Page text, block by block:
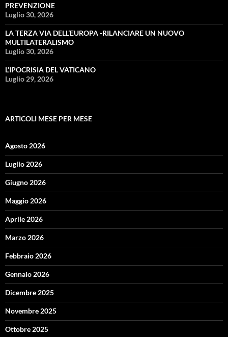
PREVENZIONE
Luglio 30, 2026
LA TERZA VIA DELL’EUROPA -RILANCIARE UN NUOVO
MULTILATERALISMO
Luglio 30, 2026
L’IPOCRISIA DEL VATICANO
Luglio 29, 2026
ARTICOLI MESE PER MESE
Agosto 2026
Luglio 2026
Giugno 2026
Maggio 2026
Aprile 2026
Marzo 2026
Febbraio 2026
Gennaio 2026
Dicembre 2025
Novembre 2025
Ottobre 2025